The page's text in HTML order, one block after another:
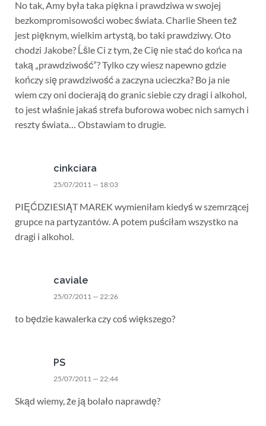
No tak, Amy była taka piękna i prawdziwa w swojej
bezkompromisowości wobec świata. Charlie Sheen też
jest pięknym, wielkim artystą, bo taki prawdziwy. Oto
chodzi Jakobe? Ĺšle Ci z tym, że Cię nie stać do końca na
taką „prawdziwość”? Tylko czy wiesz napewno gdzie
kończy się prawdziwość a zaczyna ucieczka? Bo ja nie
wiem czy oni docierają do granic siebie czy dragi i alkohol,
to jest właśnie jakaś strefa buforowa wobec nich samych i
reszty świata… Obstawiam to drugie.
cinkciara
25/07/2011 — 18:03
PIĘĆDZIESIĄT MAREK wymieniłam kiedyś w szemrzącej
grupce na partyzantów. A potem puściłam wszystko na
dragi i alkohol.
caviale
25/07/2011 — 22:26
to będzie kawalerka czy coś większego?
PS
25/07/2011 — 22:44
Skąd wiemy, że ją bolało naprawdę?